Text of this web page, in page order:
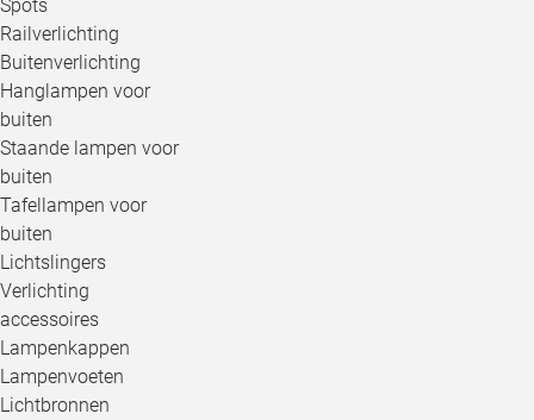
Spots
Railverlichting
Buitenverlichting
Hanglampen voor
buiten
Staande lampen voor
buiten
Tafellampen voor
buiten
Lichtslingers
Verlichting
accessoires
Lampenkappen
Lampenvoeten
Lichtbronnen